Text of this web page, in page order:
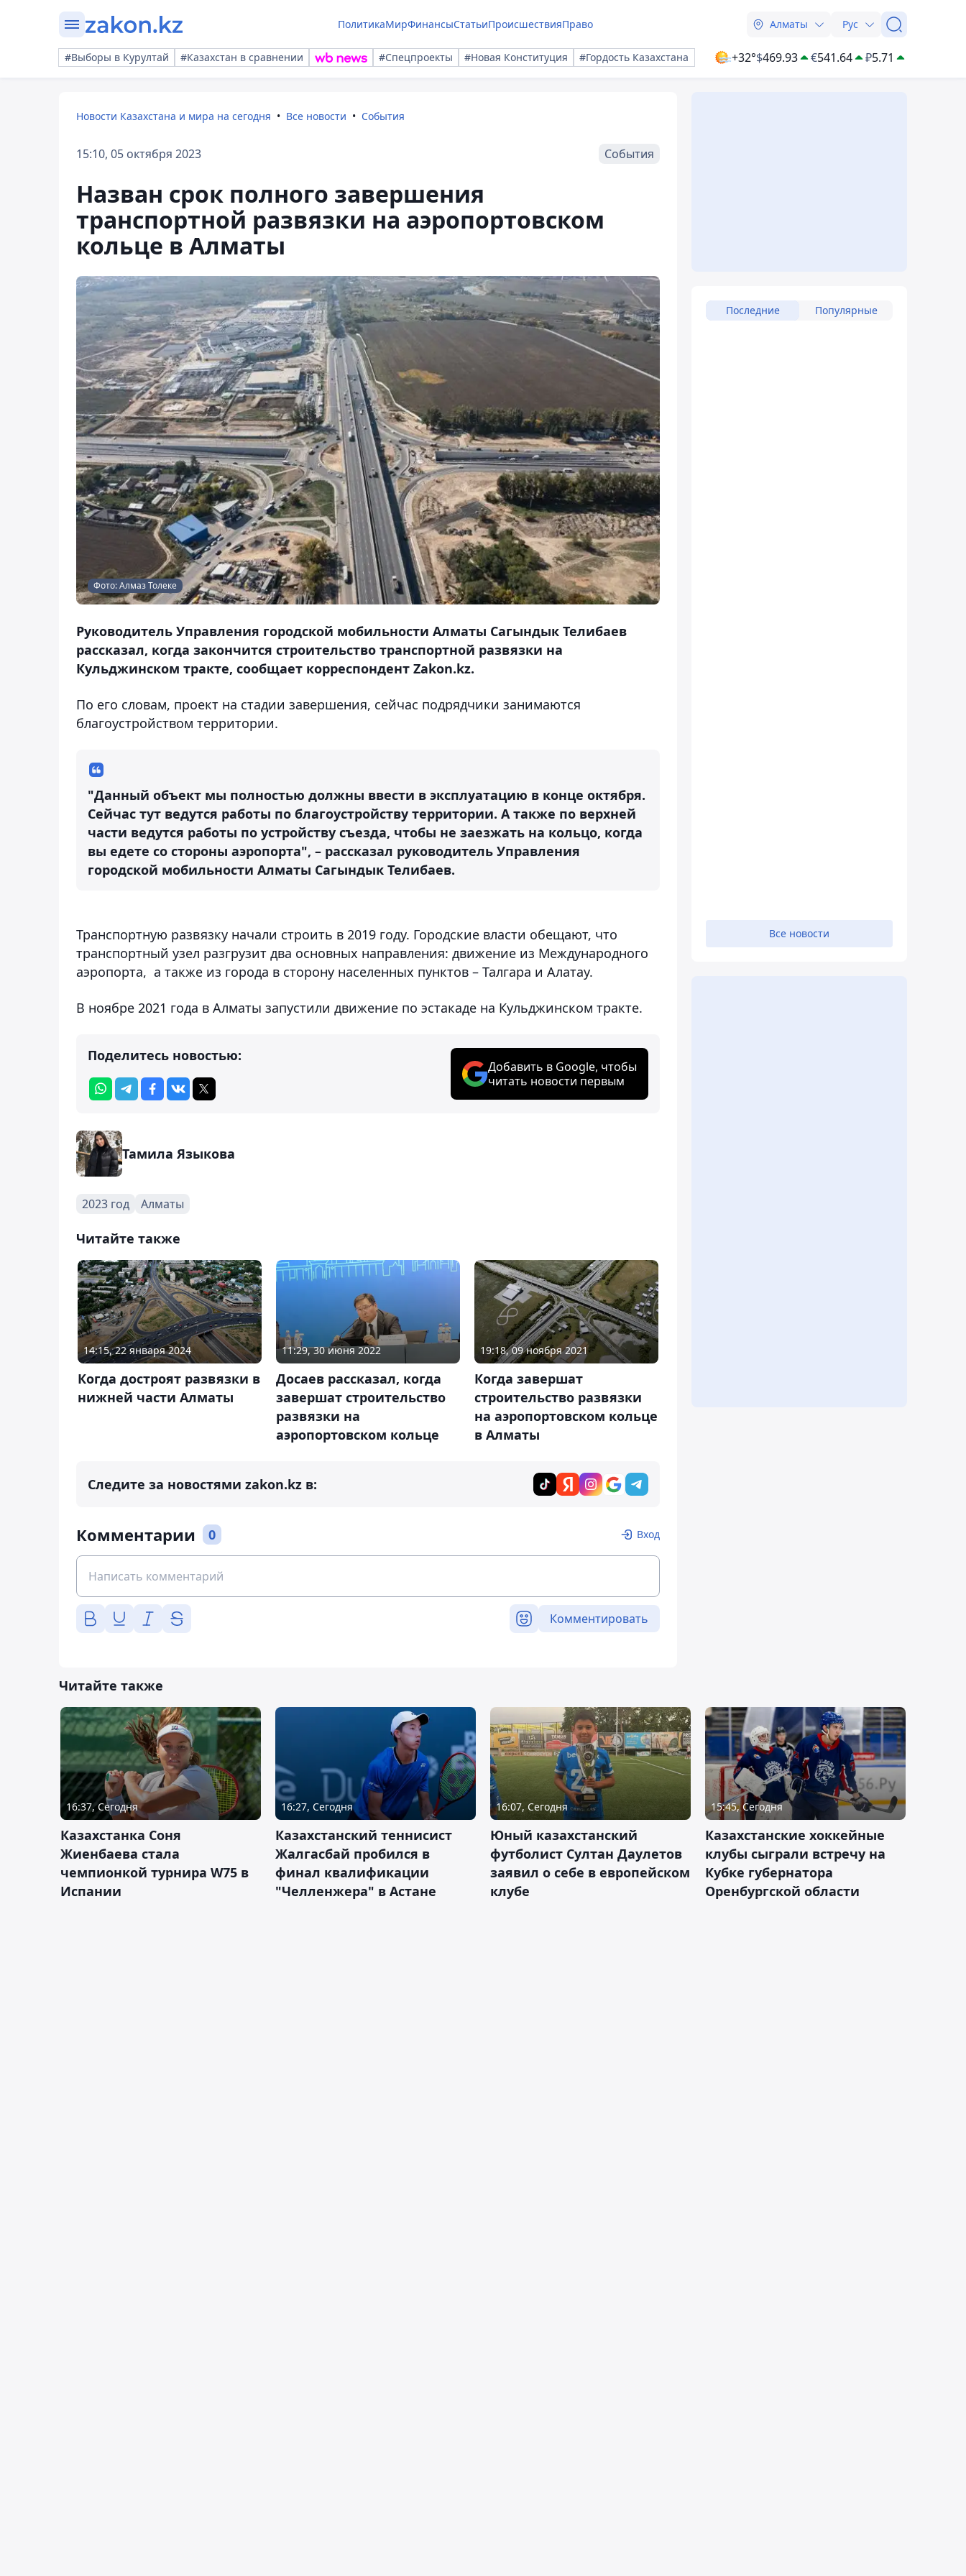
ПолитикаМирФинансыСтатьиПроисшествияПраво Алматы Рус
#Выборы в Курултай #Казахстан в сравнении #Спецпроекты #Новая Конституция #Гордость Казахстана +32°$469.93 €541.64 ₽5.71
Новости Казахстана и мира на сегодня Все новости События
15:10, 05 октября 2023 События
Назван срок полного завершения
транспортной развязки на аэропортовском
кольце в Алматы
Фото: Алмаз Толеке
Руководитель Управления городской мобильности Алматы Сагындык Телибаев
рассказал, когда закончится строительство транспортной развязки на
Кульджинском тракте, сообщает корреспондент Zakon.kz.
По его словам, проект на стадии завершения, сейчас подрядчики занимаются
благоустройством территории.
"Данный объект мы полностью должны ввести в эксплуатацию в конце октября.
Сейчас тут ведутся работы по благоустройству территории. А также по верхней
части ведутся работы по устройству съезда, чтобы не заезжать на кольцо, когда
вы едете со стороны аэропорта", – рассказал руководитель Управления
городской мобильности Алматы Сагындык Телибаев.
Транспортную развязку начали строить в 2019 году. Городские власти обещают, что
транспортный узел разгрузит два основных направления: движение из Международного
аэропорта, а также из города в сторону населенных пунктов – Талгара и Алатау.
В ноябре 2021 года в Алматы запустили движение по эстакаде на Кульджинском тракте.
Поделитесь новостью:
Добавить в Google, чтобы
читать новости первым
Тамила Языкова
2023 год Алматы
Читайте также
14:15, 22 января 2024
Когда достроят развязки в
нижней части Алматы
11:29, 30 июня 2022
Досаев рассказал, когда
завершат строительство
развязки на
аэропортовском кольце
19:18, 09 ноября 2021
Когда завершат
строительство развязки
на аэропортовском кольце
в Алматы
Следите за новостями zakon.kz в:
Комментарии 0 Вход
Комментировать
Последние Популярные
Все новости
Читайте также
16:37, Сегодня
Казахстанка Соня
Жиенбаева стала
чемпионкой турнира W75 в
Испании
16:27, Сегодня
Казахстанский теннисист
Жалгасбай пробился в
финал квалификации
"Челленжера" в Астане
16:07, Сегодня
Юный казахстанский
футболист Султан Даулетов
заявил о себе в европейском
клубе
15:45, Сегодня
Казахстанские хоккейные
клубы сыграли встречу на
Кубке губернатора
Оренбургской области